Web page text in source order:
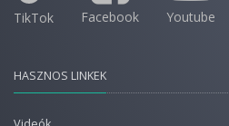
TikTok Facebook Youtube
HASZNOS LINKEK